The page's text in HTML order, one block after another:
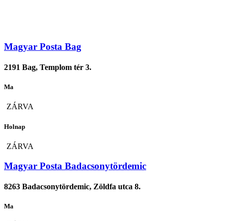
Magyar Posta Bag
2191 Bag, Templom tér 3.
Ma
ZÁRVA
Holnap
ZÁRVA
Magyar Posta Badacsonytördemic
8263 Badacsonytördemic, Zöldfa utca 8.
Ma